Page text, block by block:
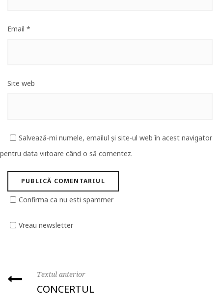
Email *
Site web
Salvează-mi numele, emailul și site-ul web în acest navigator
pentru data viitoare când o să comentez.
Confirma ca nu esti spammer
Vreau newsletter
Textul anterior
CONCERTUL